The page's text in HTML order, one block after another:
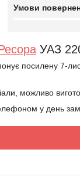
УАЗ
посилену 7-
можливо
у день